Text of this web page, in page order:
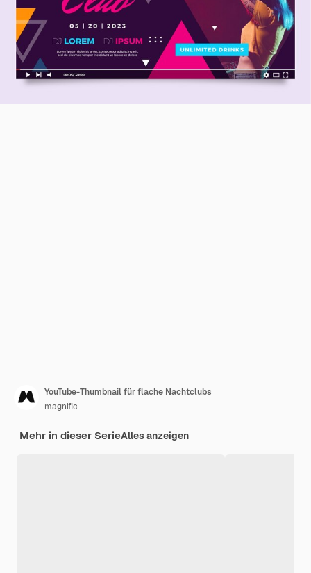
YouTube-Thumbnail für flache Nachtclubs
magnific
Mehr in dieser SerieAlles anzeigen